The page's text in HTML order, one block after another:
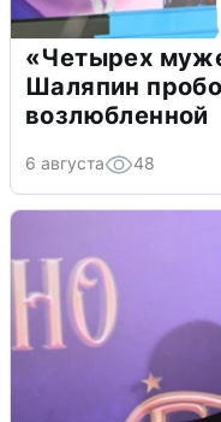
«Четырех
Шаляпин
возлюбленной
6 августа 48